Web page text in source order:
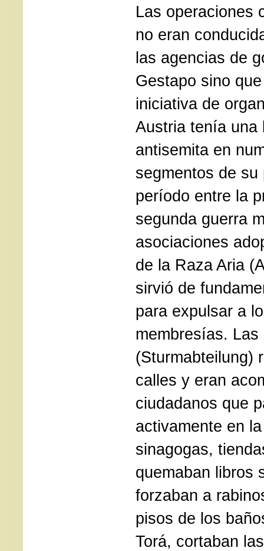
Las operaciones
no eran
las agencias de
Gestapo sino
iniciativa de
Austria tenía una
antisemita en
segmentos de
período entre la
segunda guerra
asociaciones
de la Raza Aria
sirvió de
para expulsar a
membresías.
(Sturmabteilung)
calles y eran
ciudadanos que
activamente en
sinagogas,
quemaban libros
forzaban a
pisos de los
Torá, cortaban